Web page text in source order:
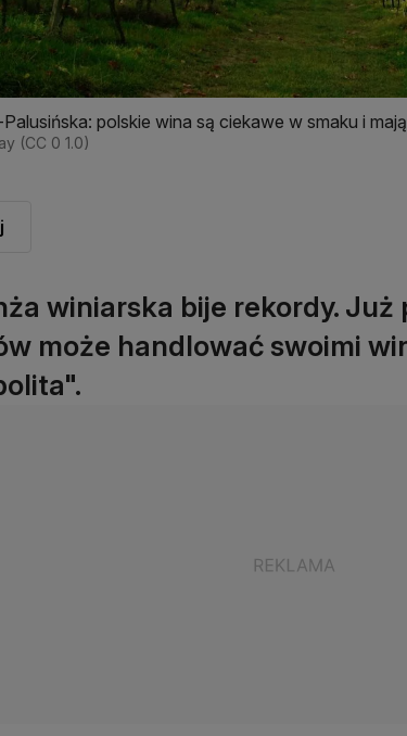
polskie wina są ciekawe w smaku i
(CC 0 1.0)
winiarska bije rekordy.
może handlować swoimi